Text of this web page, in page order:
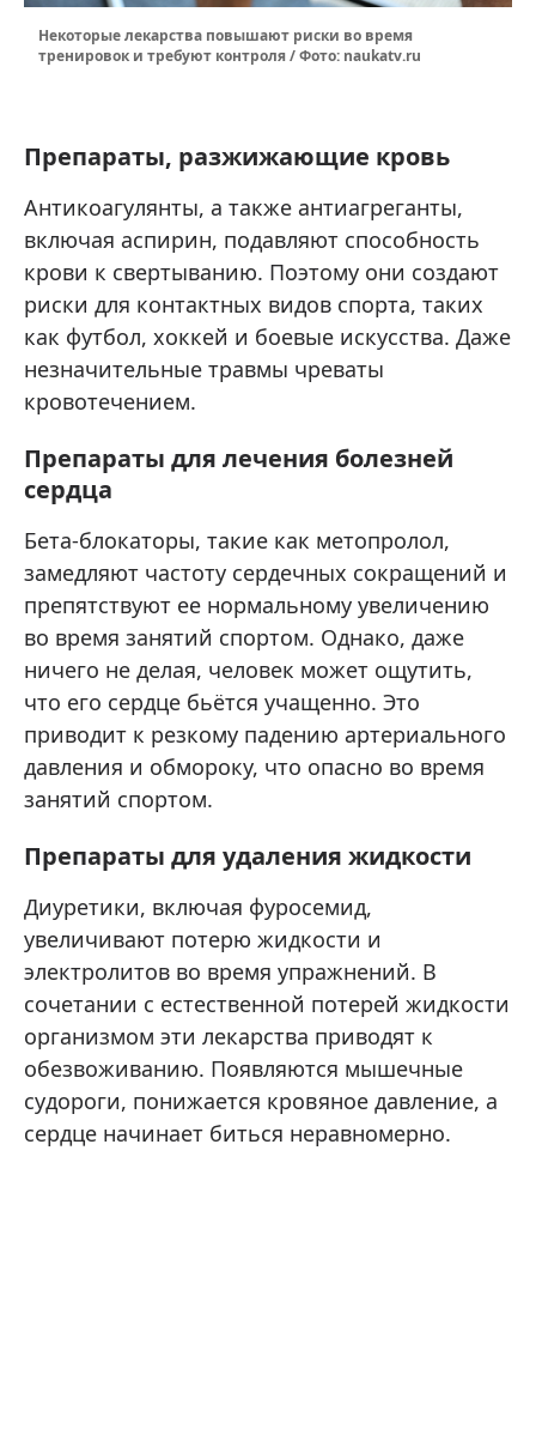
Некоторые лекарства повышают риски во время
тренировок и требуют контроля / Фото: naukatv.ru
Препараты, разжижающие кровь
Антикоагулянты, а также антиагреганты,
включая аспирин, подавляют способность
крови к свертыванию. Поэтому они создают
риски для контактных видов спорта, таких
как футбол, хоккей и боевые искусства. Даже
незначительные травмы чреваты
кровотечением.
Препараты для лечения болезней
сердца
Бета-блокаторы, такие как метопролол,
замедляют частоту сердечных сокращений и
препятствуют ее нормальному увеличению
во время занятий спортом. Однако, даже
ничего не делая, человек может ощутить,
что его сердце бьётся учащенно. Это
приводит к резкому падению артериального
давления и обмороку, что опасно во время
занятий спортом.
Препараты для удаления жидкости
Диуретики, включая фуросемид,
увеличивают потерю жидкости и
электролитов во время упражнений. В
сочетании с естественной потерей жидкости
организмом эти лекарства приводят к
обезвоживанию. Появляются мышечные
судороги, понижается кровяное давление, а
сердце начинает биться неравномерно.